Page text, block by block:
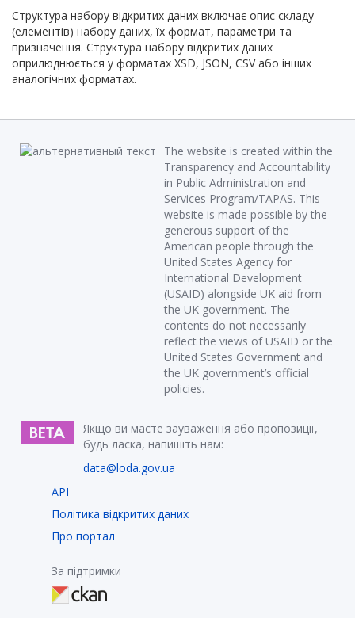
Структура набору відкритих даних включає опис складу
(елементів) набору даних, їх формат, параметри та
призначення. Структура набору відкритих даних
оприлюднюється у форматах XSD, JSON, CSV або інших
аналогічних форматах.
The website is created within the
Transparency and Accountability
in Public Administration and
Services Program/TAPAS. This
website is made possible by the
generous support of the
American people through the
United States Agency for
International Development
(USAID) alongside UK aid from
the UK government. The
contents do not necessarily
reflect the views of USAID or the
United States Government and
the UK government’s official
policies.
Якщо ви маєте зауваження або пропозиції,
будь ласка, напишіть нам:
data@loda.gov.ua
API
Політика відкритих даних
Про портал
За підтримки